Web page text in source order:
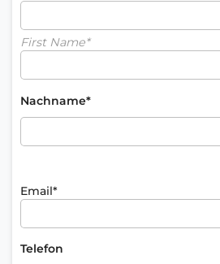
First Name*
Nachname*
Email*
Telefon